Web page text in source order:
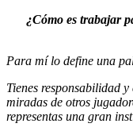
¿Cómo es trabajar
Para mí lo define una
Tienes responsabilidad
miradas de otros
representas una gran